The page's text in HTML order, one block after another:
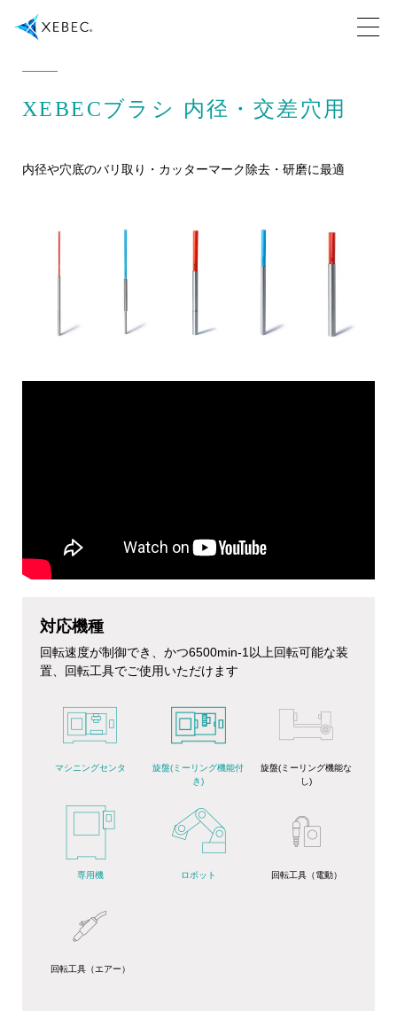
XEBECブラシ 内径・交差穴用
内径や穴底のバリ取り・カッターマーク除去・研磨に最適
対応機種
回転速度が制御でき、かつ6500min-1以上回転可能な装
置、回転工具でご使用いただけます
マシニングセンタ
旋盤(ミーリング機能付
き)
旋盤(ミーリング機能な
し)
専用機 ロボット 回転工具（電動）
回転工具（エアー）